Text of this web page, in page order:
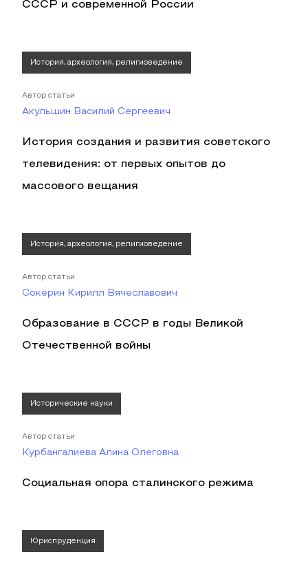
СССР и современной России
История, археология, религиоведение
Автор статьи
Акульшин Василий Сергеевич
История создания и развития советского
телевидения: от первых опытов до
массового вещания
История, археология, религиоведение
Автор статьи
Сокерин Кирилл Вячеславович
Образование в СССР в годы Великой
Отечественной войны
Исторические науки
Автор статьи
Курбангалиева Алина Олеговна
Социальная опора сталинского режима
Юриспруденция